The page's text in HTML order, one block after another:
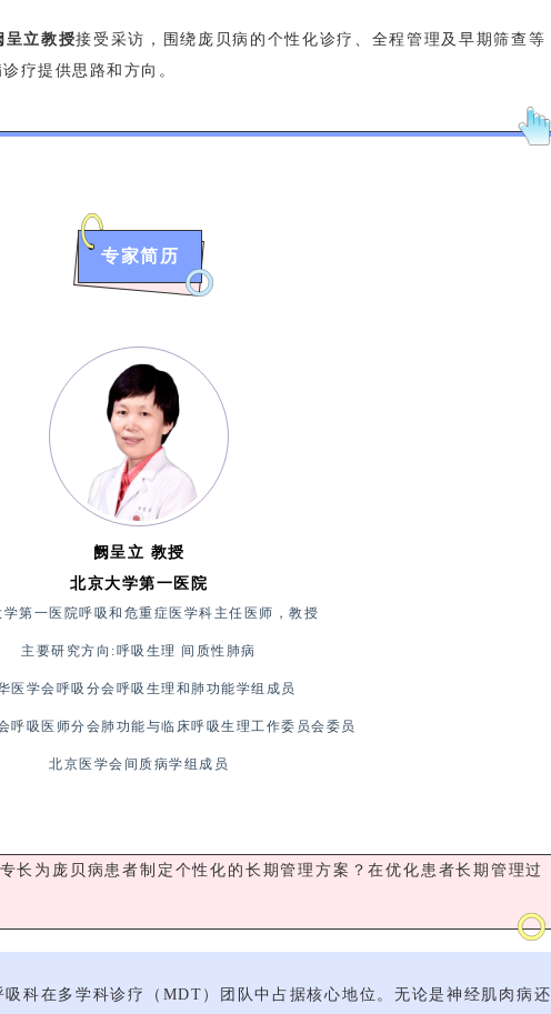
呈立教授接受采访，围绕庞贝病的个性化诊疗、全程管理及早期筛查等
疗提供思路和方向。
专家简历
阙呈立 教授
北京大学第一医院
学第一医院呼吸和危重症医学科主任医师，教授
主要研究方向:呼吸生理 间质性肺病
医学会呼吸分会呼吸生理和肺功能学组成员
呼吸医师分会肺功能与临床呼吸生理工作委员会委员
北京医学会间质病学组成员
长为庞贝病患者制定个性化的长期管理方案？在优化患者长期管理过
科在多学科诊疗（MDT）团队中占据核心地位。无论是神经肌肉病还